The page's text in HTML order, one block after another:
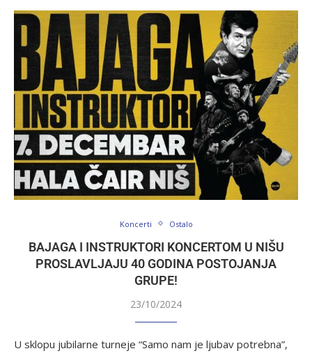
Koncerti Ostalo
BAJAGA I INSTRUKTORI KONCERTOM U NIŠU
PROSLAVLJAJU 40 GODINA POSTOJANJA
GRUPE!
23/10/2024
U sklopu jubilarne turneje “Samo nam je ljubav potrebna”,